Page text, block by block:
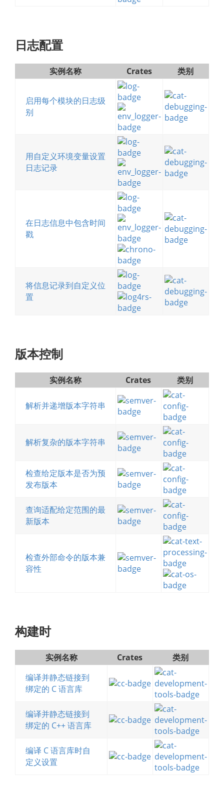
日志配置
实例名称 Crates 类别
启用每个模块的日志级
别
用自定义环境变量设置
日志记录
在日志信息中包含时间
戳
将信息记录到自定义位
置
版本控制
实例名称 Crates 类别
解析并递增版本字符串
解析复杂的版本字符串
检查给定版本是否为预
发布版本
查询适配给定范围的最
新版本
检查外部命令的版本兼
容性
构建时
实例名称 Crates
类别
编译并静态链接到
绑定的 C 语言库
编译并静态链接到
绑定的 C++ 语言库
编译 C 语言库时自
定义设置